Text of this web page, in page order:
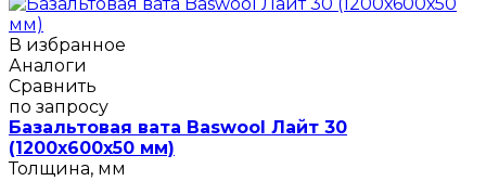
В избранное
Аналоги
Сравнить
по запросу
Базальтовая вата Baswool Лайт 30
(1200х600х50 мм)
Толщина, мм